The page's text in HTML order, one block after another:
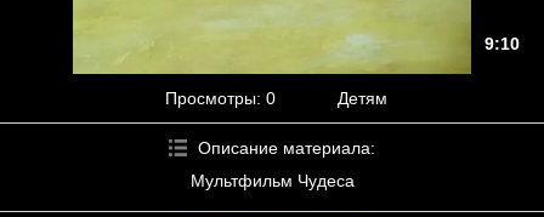
9:10
Просмотры: 0 Детям
Описание материала:
Мультфильм Чудеса